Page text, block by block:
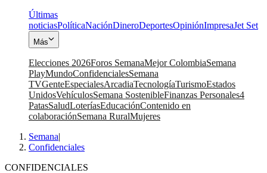
Últimas
noticiasPolíticaNaciónDineroDeportesOpiniónImpresaJet Set
Más
Elecciones 2026Foros SemanaMejor ColombiaSemana
PlayMundoConfidencialesSemana
TVGenteEspecialesArcadiaTecnologíaTurismoEstados
UnidosVehículosSemana SostenibleFinanzas Personales4
PatasSaludLoteríasEducaciónContenido en
colaboraciónSemana RuralMujeres
Semana|
Confidenciales
CONFIDENCIALES